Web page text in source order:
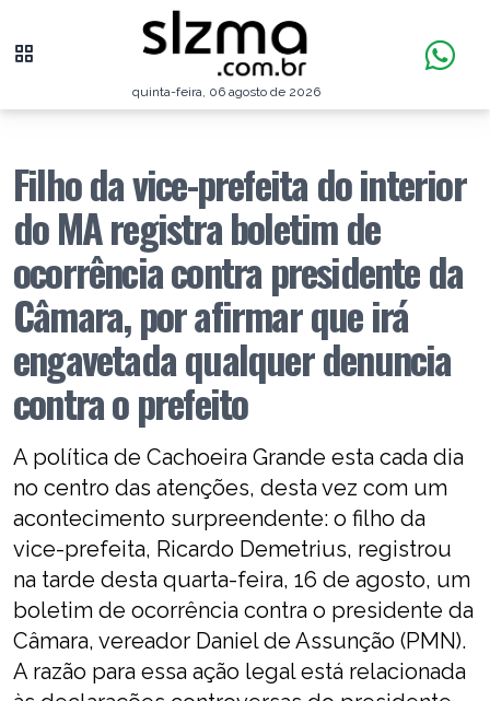
quinta-feira, 06 agosto de 2026
Filho da vice-prefeita do interior
do MA registra boletim de
ocorrência contra presidente da
Câmara, por afirmar que irá
engavetada qualquer denuncia
contra o prefeito
A política de Cachoeira Grande esta cada dia
no centro das atenções, desta vez com um
acontecimento surpreendente: o filho da
vice-prefeita, Ricardo Demetrius, registrou
na tarde desta quarta-feira, 16 de agosto, um
boletim de ocorrência contra o presidente da
Câmara, vereador Daniel de Assunção (PMN).
A razão para essa ação legal está relacionada